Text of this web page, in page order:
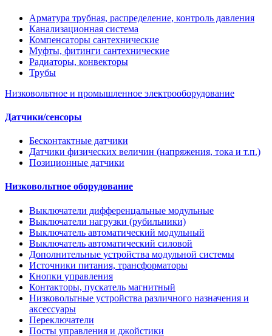
Арматура трубная, распределение, контроль давления
Канализационная система
Компенсаторы сантехнические
Муфты, фитинги сантехнические
Радиаторы, конвекторы
Трубы
Низковольтное и промышленное электрооборудование
Датчики/сенсоры
Бесконтактные датчики
Датчики физических величин (напряжения, тока и т.п.)
Позиционные датчики
Низковольтное оборудование
Выключатели дифференцальные модульные
Выключатели нагрузки (рубильники)
Выключатель автоматический модульный
Выключатель автоматический силовой
Дополнительные устройства модульной системы
Источники питания, трансформаторы
Кнопки управления
Контакторы, пускатель магнитный
Низковольтные устройства различного назначения и
аксессуары
Переключатели
Посты управления и джойстики